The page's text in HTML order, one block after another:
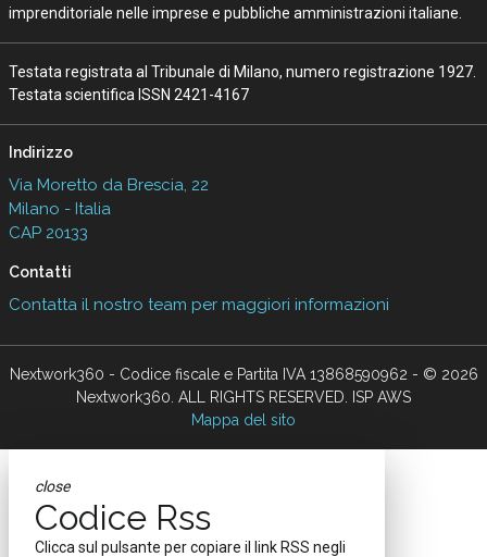
imprenditoriale nelle imprese e pubbliche amministrazioni italiane.
Testata registrata al Tribunale di Milano, numero registrazione 1927.
Testata scientifica ISSN 2421-4167
Indirizzo
Via Moretto da Brescia, 22
Milano - Italia
CAP 20133
Contatti
Contatta il nostro team per maggiori informazioni
Nextwork360 - Codice fiscale e Partita IVA 13868590962 - © 2026
Nextwork360. ALL RIGHTS RESERVED. ISP AWS
Mappa del sito
close
Codice Rss
Clicca sul pulsante per copiare il link RSS negli